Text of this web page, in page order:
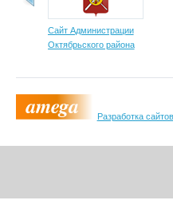
Сайт Администрации
Октябрьского района
Разработка сайтов